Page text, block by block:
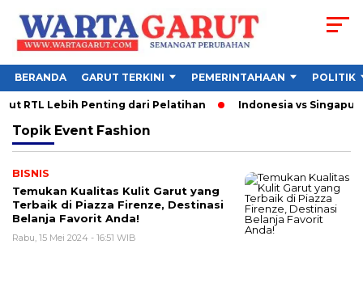
BERANDA GARUT TERKINI PEMERINTAHAAN POLITIK
RTL Lebih Penting dari Pelatihan Indonesia vs
Topik Event Fashion
BISNIS
Temukan Kualitas Kulit Garut yang
Terbaik di Piazza Firenze, Destinasi
Belanja Favorit Anda!
Rabu, 15 Mei 2024 - 16:51 WIB